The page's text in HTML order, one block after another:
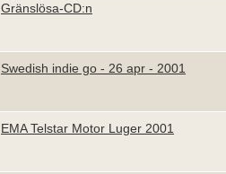
Gränslösa-CD:n
Swedish indie go - 26 apr - 2001
EMA Telstar Motor Luger 2001